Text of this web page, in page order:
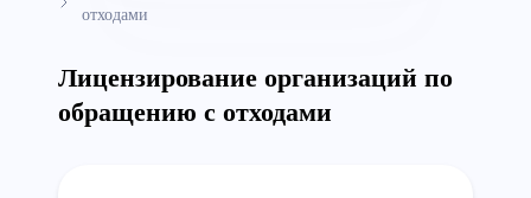
отходами
Лицензирование организаций по
обращению с отходами